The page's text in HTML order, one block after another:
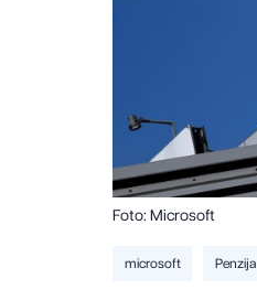
Foto: Microsoft
microsoft Penzija